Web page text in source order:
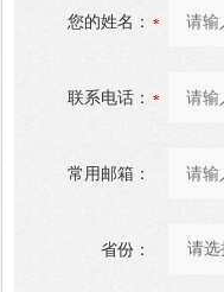
您的姓名：
联系电话：
常用邮箱：
省份：